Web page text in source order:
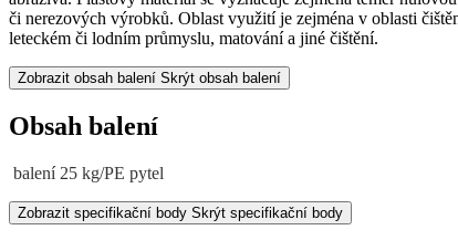
či nerezových výrobků. Oblast využití je zejména v oblasti
leteckém či lodním průmyslu, matování a jiné čištění.
Zobrazit obsah balení Skrýt obsah balení
Obsah balení
balení 25 kg/PE pytel
Zobrazit specifikační body Skrýt specifikační body